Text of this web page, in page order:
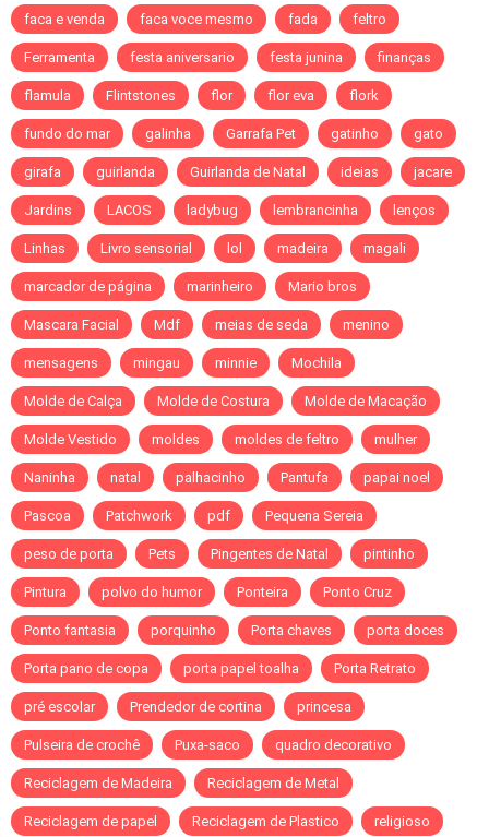
faca e venda faca voce mesmo fada feltro
Ferramenta festa aniversario festa junina finanças
flamula Flintstones flor flor eva flork
fundo do mar galinha Garrafa Pet gatinho gato
girafa guirlanda Guirlanda de Natal ideias jacare
Jardins LACOS ladybug lembrancinha lenços
Linhas Livro sensorial lol madeira magali
marcador de página marinheiro Mario bros
Mascara Facial Mdf meias de seda menino
mensagens mingau minnie Mochila
Molde de Calça Molde de Costura Molde de Macação
Molde Vestido moldes moldes de feltro mulher
Naninha natal palhacinho Pantufa papai noel
Pascoa Patchwork pdf Pequena Sereia
peso de porta Pets Pingentes de Natal pintinho
Pintura polvo do humor Ponteira Ponto Cruz
Ponto fantasia porquinho Porta chaves porta doces
Porta pano de copa porta papel toalha Porta Retrato
pré escolar Prendedor de cortina princesa
Pulseira de crochê Puxa-saco quadro decorativo
Reciclagem de Madeira Reciclagem de Metal
Reciclagem de papel Reciclagem de Plastico religioso